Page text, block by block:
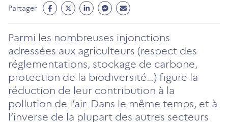
Partager
Partage
Facebook
(ouvre
un
nouvel
onglet)
Partage
Twitter
(ouvre
un
nouvel
onglet)
Partage
Linkedin
(ouvre
un
nouvel
onglet)
Partage
Messenger
(ouvre
un
nouvel
onglet)
Partage
Mail
(ouvre
un
nouvel
onglet)
Parmi les nombreuses injonctions
adressées aux agriculteurs (respect des
réglementations, stockage de carbone,
protection de la biodiversité…) figure la
réduction de leur contribution à la
pollution de l’air. Dans le même temps, et à
l’inverse de la plupart des autres secteurs